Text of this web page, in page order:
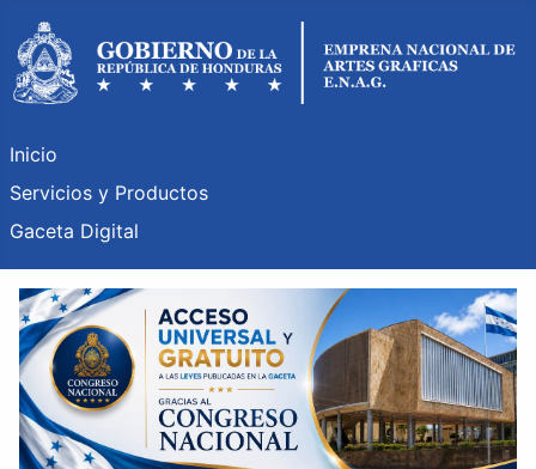
Inicio
Servicios y Productos
Gaceta Digital